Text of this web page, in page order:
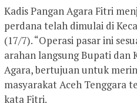
Kadis Pangan Agara Fitri
perdana telah dimulai di
(17/7). “Operasi pasar ini
arahan langsung Bupati dan
Agara, bertujuan untuk
masyarakat Aceh Tenggara
kata Fitri.